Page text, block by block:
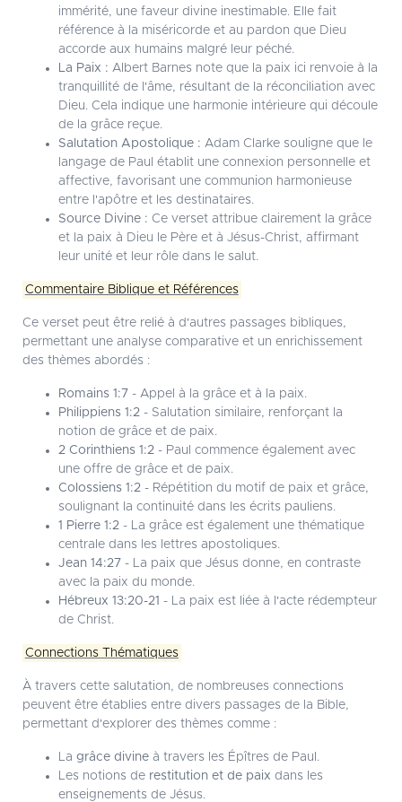
immérité, une faveur divine inestimable. Elle fait
référence à la miséricorde et au pardon que Dieu
accorde aux humains malgré leur péché.
La Paix : Albert Barnes note que la paix ici renvoie à la
tranquillité de l'âme, résultant de la réconciliation avec
Dieu. Cela indique une harmonie intérieure qui découle
de la grâce reçue.
Salutation Apostolique : Adam Clarke souligne que le
langage de Paul établit une connexion personnelle et
affective, favorisant une communion harmonieuse
entre l'apôtre et les destinataires.
Source Divine : Ce verset attribue clairement la grâce
et la paix à Dieu le Père et à Jésus-Christ, affirmant
leur unité et leur rôle dans le salut.
Commentaire Biblique et Références
Ce verset peut être relié à d'autres passages bibliques,
permettant une analyse comparative et un enrichissement
des thèmes abordés :
Romains 1:7 - Appel à la grâce et à la paix.
Philippiens 1:2 - Salutation similaire, renforçant la
notion de grâce et de paix.
2 Corinthiens 1:2 - Paul commence également avec
une offre de grâce et de paix.
Colossiens 1:2 - Répétition du motif de paix et grâce,
soulignant la continuité dans les écrits pauliens.
1 Pierre 1:2 - La grâce est également une thématique
centrale dans les lettres apostoliques.
Jean 14:27 - La paix que Jésus donne, en contraste
avec la paix du monde.
Hébreux 13:20-21 - La paix est liée à l'acte rédempteur
de Christ.
Connections Thématiques
À travers cette salutation, de nombreuses connections
peuvent être établies entre divers passages de la Bible,
permettant d'explorer des thèmes comme :
La grâce divine à travers les Épîtres de Paul.
Les notions de restitution et de paix dans les
enseignements de Jésus.